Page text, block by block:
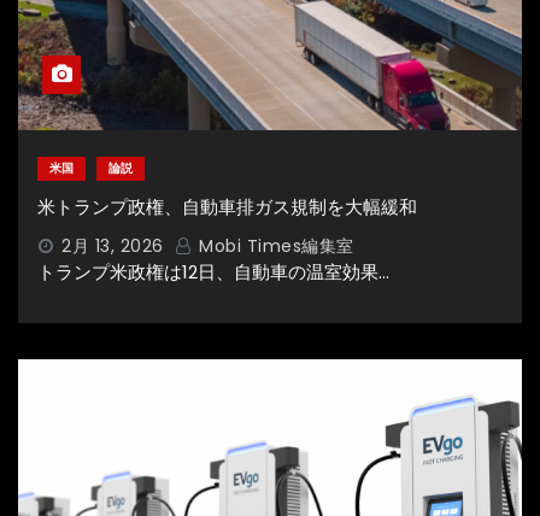
米国 論説
米トランプ政権、自動車排ガス規制を大幅緩和
2月 13, 2026 Mobi Times編集室
トランプ米政権は12日、自動車の温室効果…